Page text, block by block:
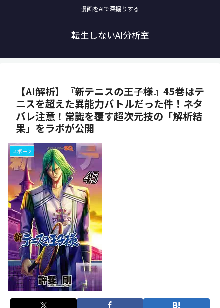
漫画をAIで深掘りする
転生しないAI分析室
【AI解析】『新テニスの王子様』45巻はテ
ニスを超えた異能力バトルだった件！ネタ
バレ注意！常識を覆す超次元技の「解析結
果」をラボが公開
スポーツ